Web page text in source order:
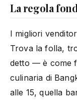
La regola
I migliori
Trova la folla,
detto — è come
culinaria di
alle 15, quella